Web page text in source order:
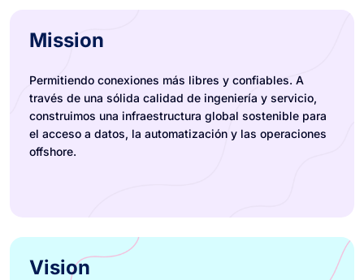
Mission
Permitiendo conexiones más libres y confiables. A
través de una sólida calidad de ingeniería y servicio,
construimos una infraestructura global sostenible para
el acceso a datos, la automatización y las operaciones
offshore.
Vision